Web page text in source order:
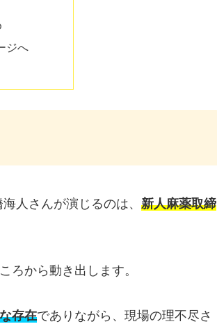
ジへ
人さんが演じるのは、 新人麻薬取締
ろから動き出します。
存在でありながら、現場の理不尽さ